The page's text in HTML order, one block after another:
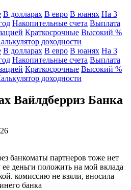
В долларах В евро В юанях На 3
Накопительные счета Выплата
Краткосрочные Высокий %
доходности
В долларах В евро В юанях На 3
Накопительные счета Выплата
Краткосрочные Высокий %
доходности
Вайлдберриз Банка
банкоматы партнеров тоже нет
деньги положить на мой вклада
комиссию не взяли, вносила
банка